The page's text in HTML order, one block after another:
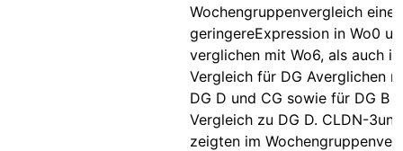
Wochengruppenvergleich eine
geringereExpression in Wo0
verglichen mit Wo6, als auch
Vergleich für DG Averglichen
DG D und CG sowie für DG B
Vergleich zu DG D. CLDN-
zeigten im